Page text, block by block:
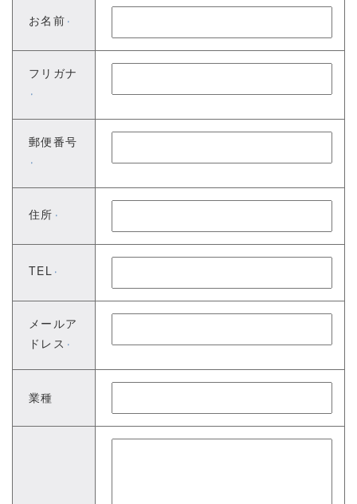
お名前 ※
フリガナ
※
郵便番号
※
住所 ※
TEL ※
メールア
ドレス
※
業種